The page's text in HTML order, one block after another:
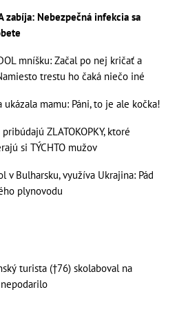
zabíja: Nebezpečná infekcia sa
mníšku: Začal po nej kričať a
trestu ho čaká niečo iné
mamu: Páni, to je ale kočka!
ZLATOKOPKY, ktoré
si TÝCHTO mužov
v Bulharsku, využíva Ukrajina: Pád
plynovodu
turista (†76) skolaboval na